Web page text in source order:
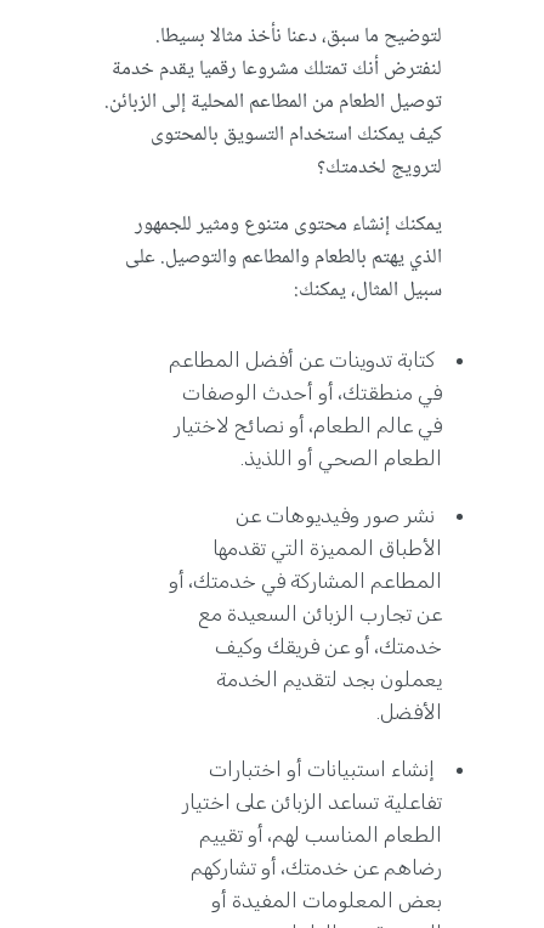
لتوضيح ما سبق، دعنا نأخذ مثالا بسيطا.
لنفترض أنك تمتلك مشروعا رقميا يقدم خدمة
توصيل الطعام من المطاعم المحلية إلى الزبائن.
كيف يمكنك استخدام التسويق بالمحتوى
لترويج لخدمتك؟
يمكنك إنشاء محتوى متنوع ومثير للجمهور
الذي يهتم بالطعام والمطاعم والتوصيل. على
سبيل المثال، يمكنك:
كتابة تدوينات عن أفضل المطاعم
في منطقتك، أو أحدث الوصفات
في عالم الطعام، أو نصائح لاختيار
الطعام الصحي أو اللذيذ.
نشر صور وفيديوهات عن
الأطباق المميزة التي تقدمها
المطاعم المشاركة في خدمتك، أو
عن تجارب الزبائن السعيدة مع
خدمتك، أو عن فريقك وكيف
يعملون بجد لتقديم الخدمة
الأفضل.
إنشاء استبيانات أو اختبارات
تفاعلية تساعد الزبائن على اختيار
الطعام المناسب لهم، أو تقييم
رضاهم عن خدمتك، أو تشاركهم
بعض المعلومات المفيدة أو